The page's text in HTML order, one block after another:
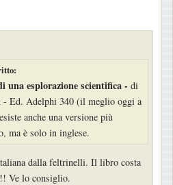
una esplorazione scientifica - di
Ed. Adelphi 340 (il meglio oggi a
anche una versione più
ma è solo in inglese.
dalla feltrinelli. Il libro costa
Ve lo consiglio.